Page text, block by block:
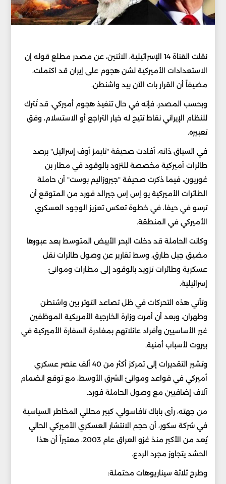
نقلت القناة 14 الإسرائيلية، الاثنين، عن مصدر مطلع قوله إن
الاستعدادات الأميركية لشن هجوم على إيران قد اكتملت،
مضيفاً أن القرار بات الآن بيد واشنطن.
وبحسب المصدر، فإنه في حال تنفيذ هجوم أميركي، قد تُترك
للنظام الإيراني نقاط تتيح له خيار التراجع أو الاستسلام، وفق
تعبيره.
في السياق ذاته، أفادت صحيفة "تايمز أوف إسرائيل" برصد
طائرات أميركية مخصصة للتزود بالوقود في مطار بن
غوريون، فيما ذكرت صحيفة "جيروزاليم بوست" أن حاملة
الطائرات الأميركية يو إس إس جيرالد فورد من المتوقع أن
ترسو في حيفا، في خطوة تعكس تعزيز الوجود العسكري
الأميركي في المنطقة.
وكانت الحاملة قد دخلت البحر الأبيض المتوسط بعد عبورها
مضيق جبل طارق، وسط تقارير عن وصول طائرات نقل
عسكرية وطائرات تزويد بالوقود إلى مطارات وموانئ
إسرائيلية.
وتأتي هذه التحركات في ظل تصاعد التوتر بين واشنطن
وطهران، وبعد أن أمرت وزارة الخارجية الأمريكية الموظفين
غير الأساسيين وأفراد عائلاتهم بمغادرة السفارة الأميركية في
بيروت لأسباب أمنية.
وتشير التقديرات إلى تمركز أكثر من 40 ألف عنصر عسكري
أميركي في قواعد وموانئ الشرق الأوسط، مع توقع انضمام
آلاف إضافيين مع وصول الحاملة فورد.
من جهته، رأى باباك تافاسولي، كبير محللي المخاطر السياسية
في شركة سكور، أن حجم الانتشار العسكري الأميركي الحالي
يُعد من الأكبر منذ غزو العراق عام 2003، معتبراً أن هذا
الحشد يتجاوز مجرد الردع.
وطرح ثلاثة سيناريوهات محتملة: